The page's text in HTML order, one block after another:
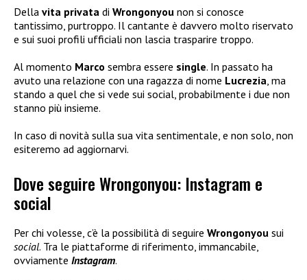
Della vita privata di Wrongonyou non si conosce
tantissimo, purtroppo. Il cantante è davvero molto riservato
e sui suoi profili ufficiali non lascia trasparire troppo.
Al momento Marco sembra essere single. In passato ha
avuto una relazione con una ragazza di nome Lucrezia, ma
stando a quel che si vede sui social, probabilmente i due non
stanno più insieme.
In caso di novità sulla sua vita sentimentale, e non solo, non
esiteremo ad aggiornarvi.
Dove seguire Wrongonyou: Instagram e
social
Per chi volesse, c’è la possibilità di seguire Wrongonyou sui
social. Tra le piattaforme di riferimento, immancabile,
ovviamente Instagram.